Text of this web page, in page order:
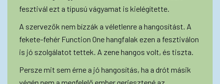
fesztivál ezt a típusú vágyamat is kielégítette.
A szervezők nem bízzák a véletlenre a hangosítást. A
fekete-fehér Function One hangfalak ezen a fesztiválon
is jó szolgálatot tettek. A zene hangos volt, és tiszta.
Persze mit sem érne a jó hangosítás, ha a drót másik